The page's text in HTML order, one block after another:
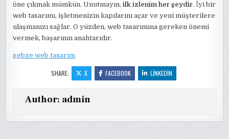
öne çıkmak mümkün. Unutmayın,ilk izlenim her şeydir. İyi bir
web tasarımı, işletmenizin kapılarını açar ve yeni müşterilere
ulaşmanızı sağlar. O yüzden, web tasarımına gereken önemi
vermek, başarının anahtarıdır.
gebze web tasarım
SHARE: X FACEBOOK LINKEDIN
Author: admin